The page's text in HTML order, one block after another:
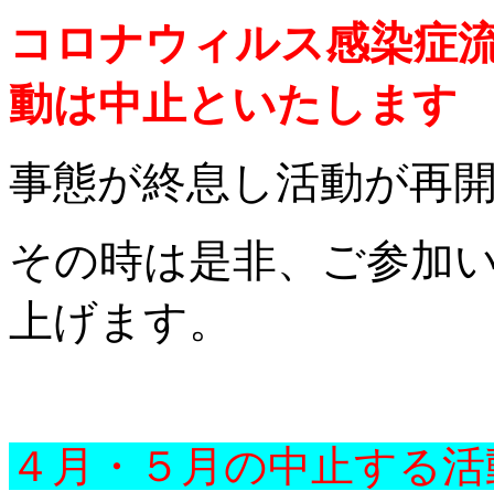
コロナウィルス感染症
動は中止といたします
事態が終息し活動が再
その時は是非、ご参加
上げます。
４月・５月の中止する